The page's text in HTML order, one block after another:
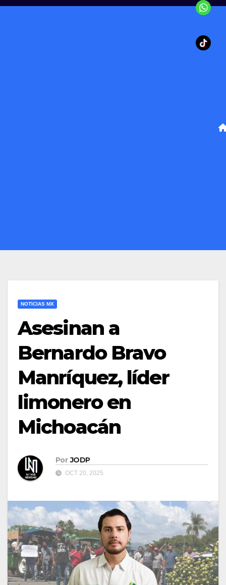
NOTICIAS MX
Asesinan a
Bernardo Bravo
Manríquez, líder
limonero en
Michoacán
Por JODP
OCT 20, 2025